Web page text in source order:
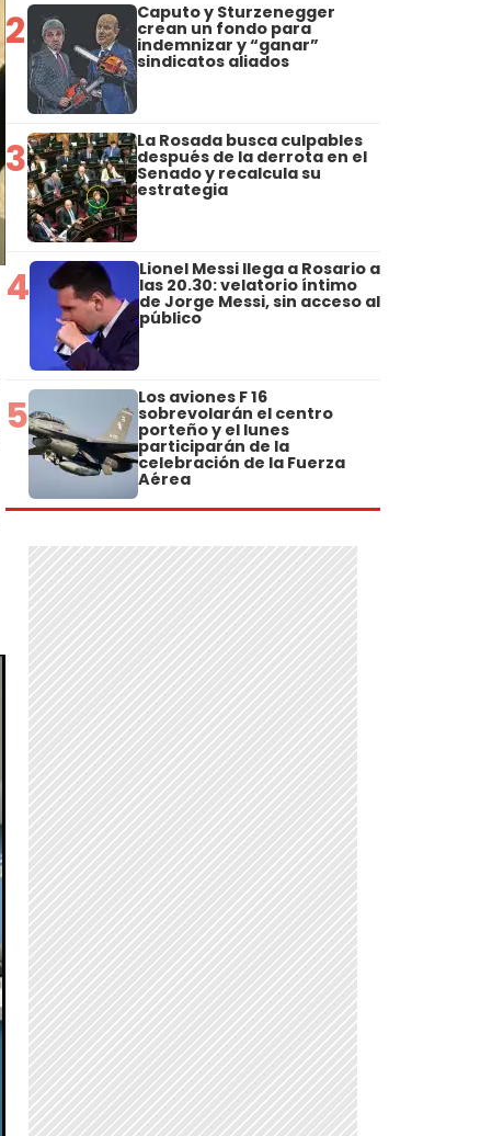
2 Caputo y Sturzenegger
crean un fondo para
indemnizar y “ganar”
sindicatos aliados
3 La Rosada busca culpables
después de la derrota en el
Senado y recalcula su
estrategia
4 Lionel Messi llega a Rosario a
las 20.30: velatorio íntimo
de Jorge Messi, sin acceso al
público
5 Los aviones F 16
sobrevolarán el centro
porteño y el lunes
participarán de la
celebración de la Fuerza
Aérea